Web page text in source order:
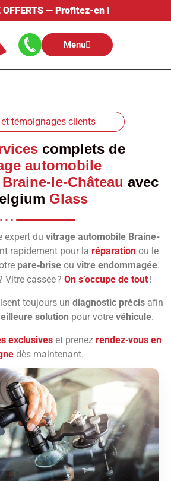
— Profitez-en!
Menu
témoignages clients
complets de
automobile
Braine-le-Château avec
Glass
expert du vitrage automobile Braine-
rapidement pour la réparationou le
pare‑briseou vitre endommagée.
Vitre cassée ? On s’occupe de tout!
toujours un diagnostic précis afin
solution pour votre véhicule.
exclusiveset prenez rendez‑vous en
dès maintenant.